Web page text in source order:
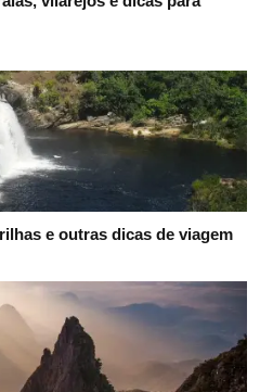
e outras dicas de viagem